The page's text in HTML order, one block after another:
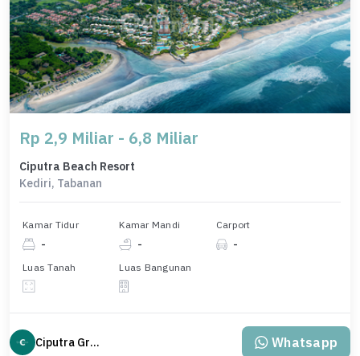
Rp 2,9 Miliar - 6,8 Miliar
Ciputra Beach Resort
Kediri, Tabanan
Kamar Tidur
-
Kamar Mandi
-
Carport
-
Luas Tanah Luas Bangunan
Ciputra Group Whatsapp